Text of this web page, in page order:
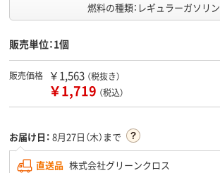
燃料の種類：レギュラーガソリン
販売単位：1個
販売価格 ￥1,563 （税抜き）
￥1,719 （税込）
お届け日： 8月27日（木）まで
直送品 株式会社グリーンクロス